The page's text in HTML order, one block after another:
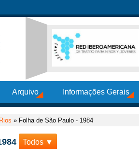
Arquivo Informações Gerais
» Folha de São Paulo - 1984
Todos ▼